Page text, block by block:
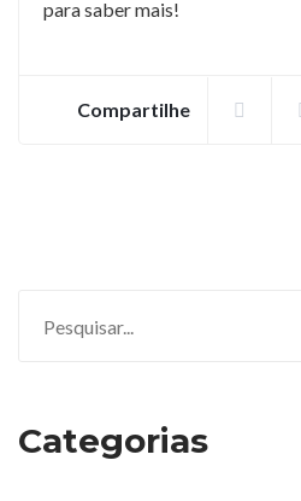
para saber mais!
Compartilhe
Categorias